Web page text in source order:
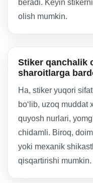
beradi. Keyin
olish mumkin.
Stiker qanchalik
sharoitlarga
Ha, stiker yuqori
bo‘lib, uzoq muddat
quyosh nurlari,
chidamli. Biroq,
yoki mexanik
qisqartirishi mumkin.